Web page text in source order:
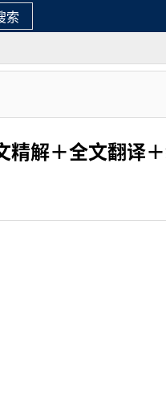
索
精解＋全文翻译